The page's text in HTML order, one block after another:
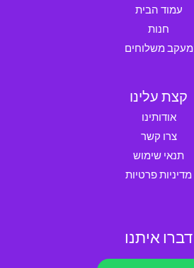
עמוד הבית
חנות
מעקב משלוחים
קצת עלינו
אודותינו
צרו קשר
תנאי שימוש
מדיניות פרטיות
דברו איתנו